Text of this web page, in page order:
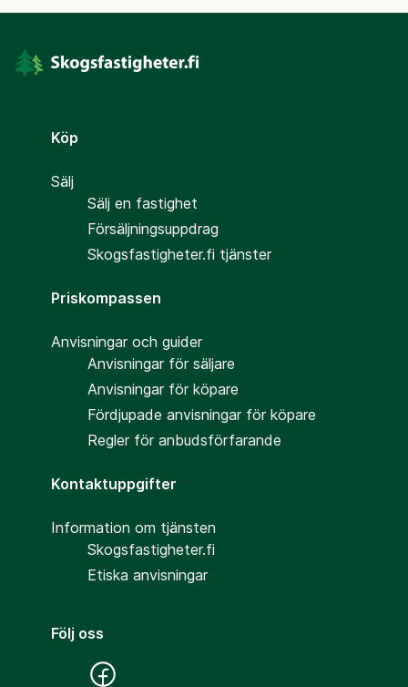
Köp
Sälj
Sälj en fastighet
Försäljningsuppdrag
Skogsfastigheter.fi tjänster
Priskompassen
Anvisningar och guider
Anvisningar för säljare
Anvisningar för köpare
Fördjupade anvisningar för köpare
Regler för anbudsförfarande
Kontaktuppgifter
Information om tjänsten
Skogsfastigheter.fi
Etiska anvisningar
Följ oss